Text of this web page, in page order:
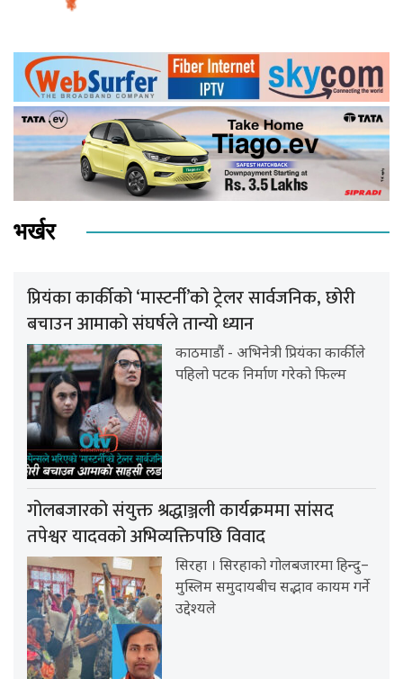
भर्खर
प्रियंका कार्कीको ‘मास्टर्नी’को ट्रेलर सार्वजनिक, छोरी
बचाउन आमाको संघर्षले तान्यो ध्यान
काठमाडौं - अभिनेत्री प्रियंका कार्कीले
पहिलो पटक निर्माण गरेको फिल्म
गोलबजारको संयुक्त श्रद्धाञ्जली कार्यक्रममा सांसद
तपेश्वर यादवको अभिव्यक्तिपछि विवाद
सिरहा । सिरहाको गोलबजारमा हिन्दु–
मुस्लिम समुदायबीच सद्भाव कायम गर्ने
उद्देश्यले